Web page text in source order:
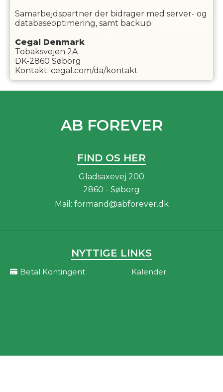
Samarbejdspartner der bidrager med server- og
databaseoptimering, samt backup:
Cegal Denmark
Tobaksvejen 2A
DK-2860 Søborg
Kontakt: cegal.com/da/kontakt
AB FOREVER
FIND OS HER
Gladsaxevej 200
2860 - Søborg
Mail: formand@abforever.dk
NYTTIGE LINKS
Betal Kontingent Kalender